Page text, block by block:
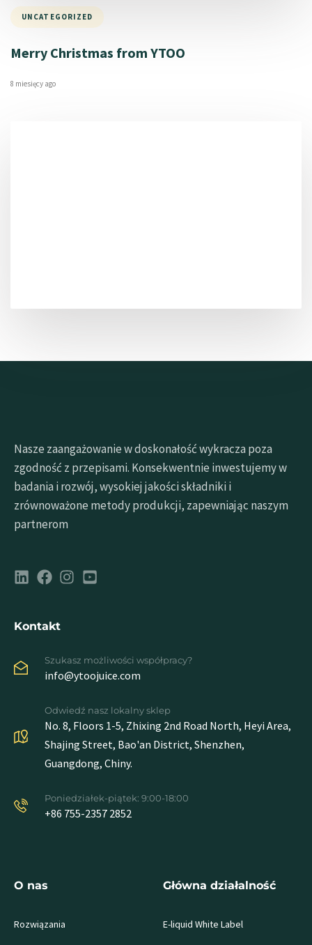
UNCATEGORIZED
Merry Christmas from YTOO
8 miesięcy ago
Nasze zaangażowanie w doskonałość wykracza poza
zgodność z przepisami. Konsekwentnie inwestujemy w
badania i rozwój, wysokiej jakości składniki i
zrównoważone metody produkcji, zapewniając naszym
partnerom
Kontakt
Szukasz możliwości współpracy?
info@ytoojuice.com
Odwiedź nasz lokalny sklep
No. 8, Floors 1-5, Zhixing 2nd Road North, Heyi Area,
Shajing Street, Bao'an District, Shenzhen,
Guangdong, Chiny.
Poniedziałek-piątek: 9:00-18:00
+86 755-2357 2852
O nas
Rozwiązania
Główna działalność
E-liquid White Label